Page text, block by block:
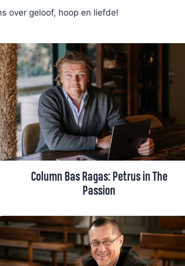
over geloof, hoop en liefde!
Column Bas Ragas: Petrus in The
Passion
Bas Ragas speelt dit jaar de rol van Petrus
in The Passion. Een gedroomde rol, vindt
hij: deze legt ook zijn angsten bloot. Want
hoe eerlijk durft hij te luisteren naar zijn